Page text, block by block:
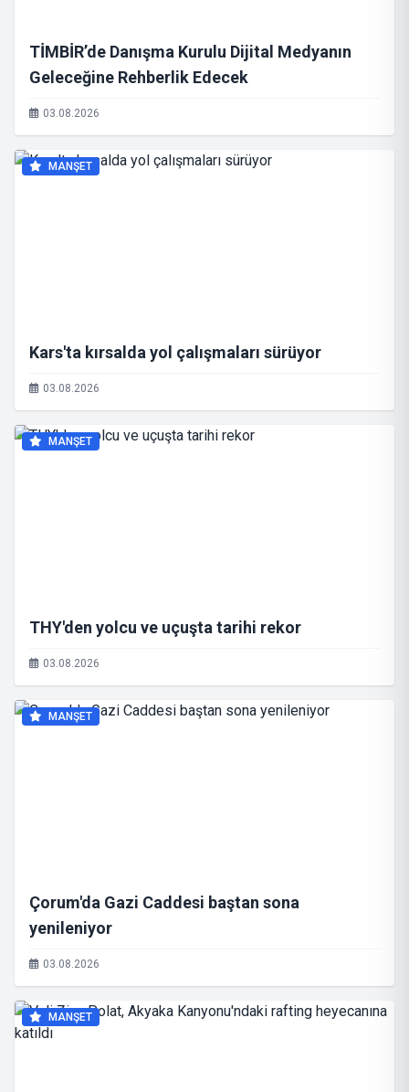
TİMBİR’de Danışma Kurulu Dijital Medyanın
Geleceğine Rehberlik Edecek
03.08.2026
MANŞET
Kars'ta kırsalda yol çalışmaları sürüyor
03.08.2026
MANŞET
THY'den yolcu ve uçuşta tarihi rekor
03.08.2026
MANŞET
Çorum'da Gazi Caddesi baştan sona
yenileniyor
03.08.2026
MANŞET